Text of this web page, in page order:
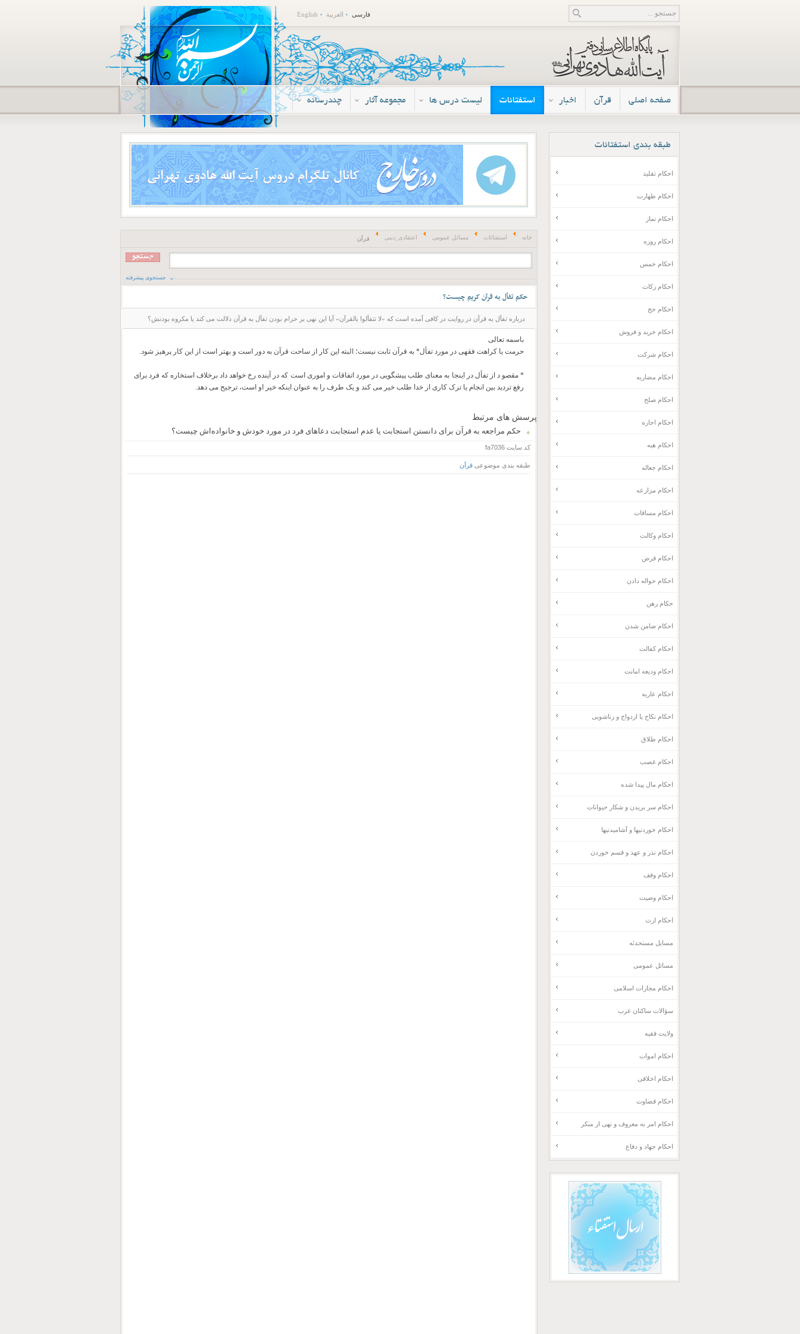
فارسی العربية English
صفحه اصلی قرآن اخبار استفتائات لیست درس ها مجموعه آثار چندرسانه
خانه استفتائات مسائل عمومی اعتقادی_دینی قرآن
جستجوی پیشرفته
حکم تفأل به قرآن کریم چیست؟
درباره تفأل به قرآن در روایت در کافی آمده است که «لا تتفألوا بالقرآن» آیا این نهی بر حرام بودن تفأل به قرآن دلالت می کند یا مکروه بودنش؟
باسمه تعالی
حرمت یا کراهت فقهی در مورد تفأل* به قرآن ثابت نیست؛ البته این کار از ساحت قرآن به دور است و بهتر است از این کار پرهیز شود.
* مقصو د از تفأل در اینجا به معنای طلب پیشگویی در مورد اتفاقات و اموری است که در آینده رخ خواهد داد برخلاف استخاره که فرد برای
رفع تردید بین انجام یا ترک کاری از خدا طلب خیر می کند و یک طرف را به عنوان اینکه خیر او است، ترجیح می دهد.
پرسش های مرتبط
حکم مراجعه به قرآن برای دانستن استجابت یا عدم استجابت دعاهای فرد در مورد خودش و خانواده‌اش چیست؟
کد سایتfa7036
طبقه بندی موضوعی قرآن
طبقه بندی استفتائات
احکام تقلید
احکام طهارت
احکام نماز
احکام روزه
احکام خمس
احکام زکات
احکام حج
احکام خرید و فروش
احکام شرکت
احکام مضاربه
احکام صلح
احکام اجاره
احکام هبه
احکام جعاله
احکام مزارعه
احکام مساقات
احکام وکالت
احکام قرض
احکام حواله دادن
حکام رهن
احکام ضامن شدن
احکام کفالت
احکام ودیعه امانت
احکام عاریه
احکام نکاح یا ازدواج و زناشویی
احکام طلاق
احکام غصب
احکام مال پیدا شده
احکام سر بریدن و شکار حیوانات
احکام خوردنیها و آشامیدنیها
احکام نذر و عهد و قسم خوردن
احکام وقف
احکام وصیت
احکام ارث
مسایل مستحدثه
مسائل عمومی
احکام مجازات اسلامی
سؤالات ساکنان غرب
ولایت فقیه
احکام اموات
احکام اخلاقی
احکام قضاوت
احکام امر به معروف و نهی از منکر
احکام جهاد و دفاع